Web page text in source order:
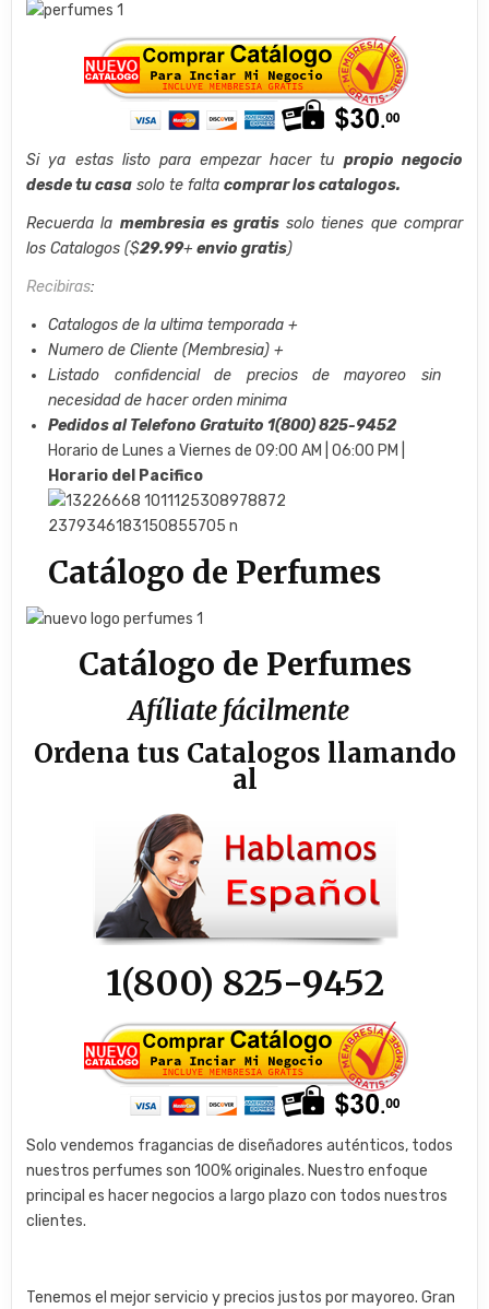
Si ya estas listo para empezar hacer tu propio negocio
desde tu casa solo te faltacomprar los catalogos.
Recuerda la membresia es gratis solo tienes que comprar
los Catalogos ($29.99+ envio gratis)
Recibiras:
Catalogos de la ultima temporada +
Numero de Cliente (Membresia) +
Listado confidencial de precios de mayoreo sin
necesidad de hacer orden minima
Pedidos al Telefono Gratuito 1(800) 825-9452
Horario de Lunes a Viernes de 09:00 AM | 06:00 PM |
Horario del Pacifico
Catálogo de Perfumes
Catálogo de Perfumes
Afíliate fácilmente
Ordena tus Catalogos llamando
al
1(800) 825-9452
Solo vendemos fragancias de diseñadores auténticos, todos
nuestros perfumes son 100% originales. Nuestro enfoque
principal es hacer negocios a largo plazo con todos nuestros
clientes.
Tenemos el mejor servicio y precios justos por mayoreo. Gran